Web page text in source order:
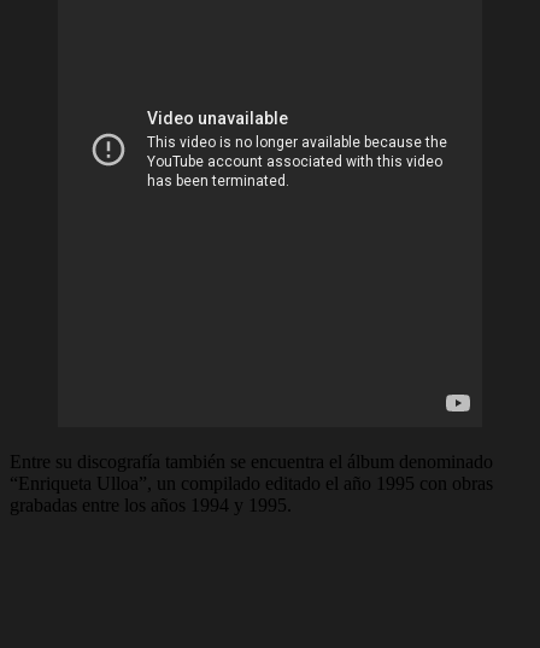
Entre su discografía también se encuentra el álbum denominado
“Enriqueta Ulloa”, un compilado editado el año 1995 con obras
grabadas entre los años 1994 y 1995.